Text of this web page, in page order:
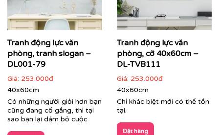
Tranh động lực văn
phòng, tranh slogan –
DL001-79
Giá: 253.000đ
40x60cm
Có những người giỏi hơn bạn
cũng đang cố gắng, thì tại
sao bạn lại dám bỏ cuộc
Tranh động lực văn
phòng, cỡ 40x60cm –
DL-TVB111
Giá: 253.000đ
40x60cm
Chỉ khác biệt mới có thể tồn
tại.
Đặt hàng